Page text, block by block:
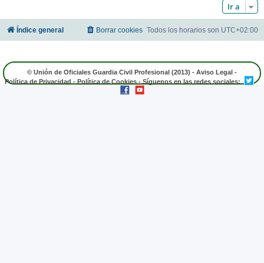
Ir a
Índice general Todos los horarios son UTC+02:00
Borrar cookies
© Unión de Oficiales Guardia Civil Profesional (2013) - Aviso Legal -
Política de Privacidad-Política de Cookies- Síguenos en las redes sociales: